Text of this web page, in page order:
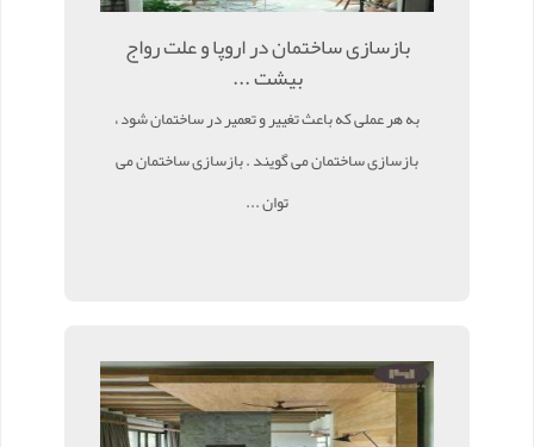
بازسازی ساختمان در اروپا و علت رواج
بیشت ...
به هر عملی که باعث تغییر و تعمیر در ساختمان شود ،
بازسازی ساختمان می گویند . بازسازی ساختمان می
توان ...